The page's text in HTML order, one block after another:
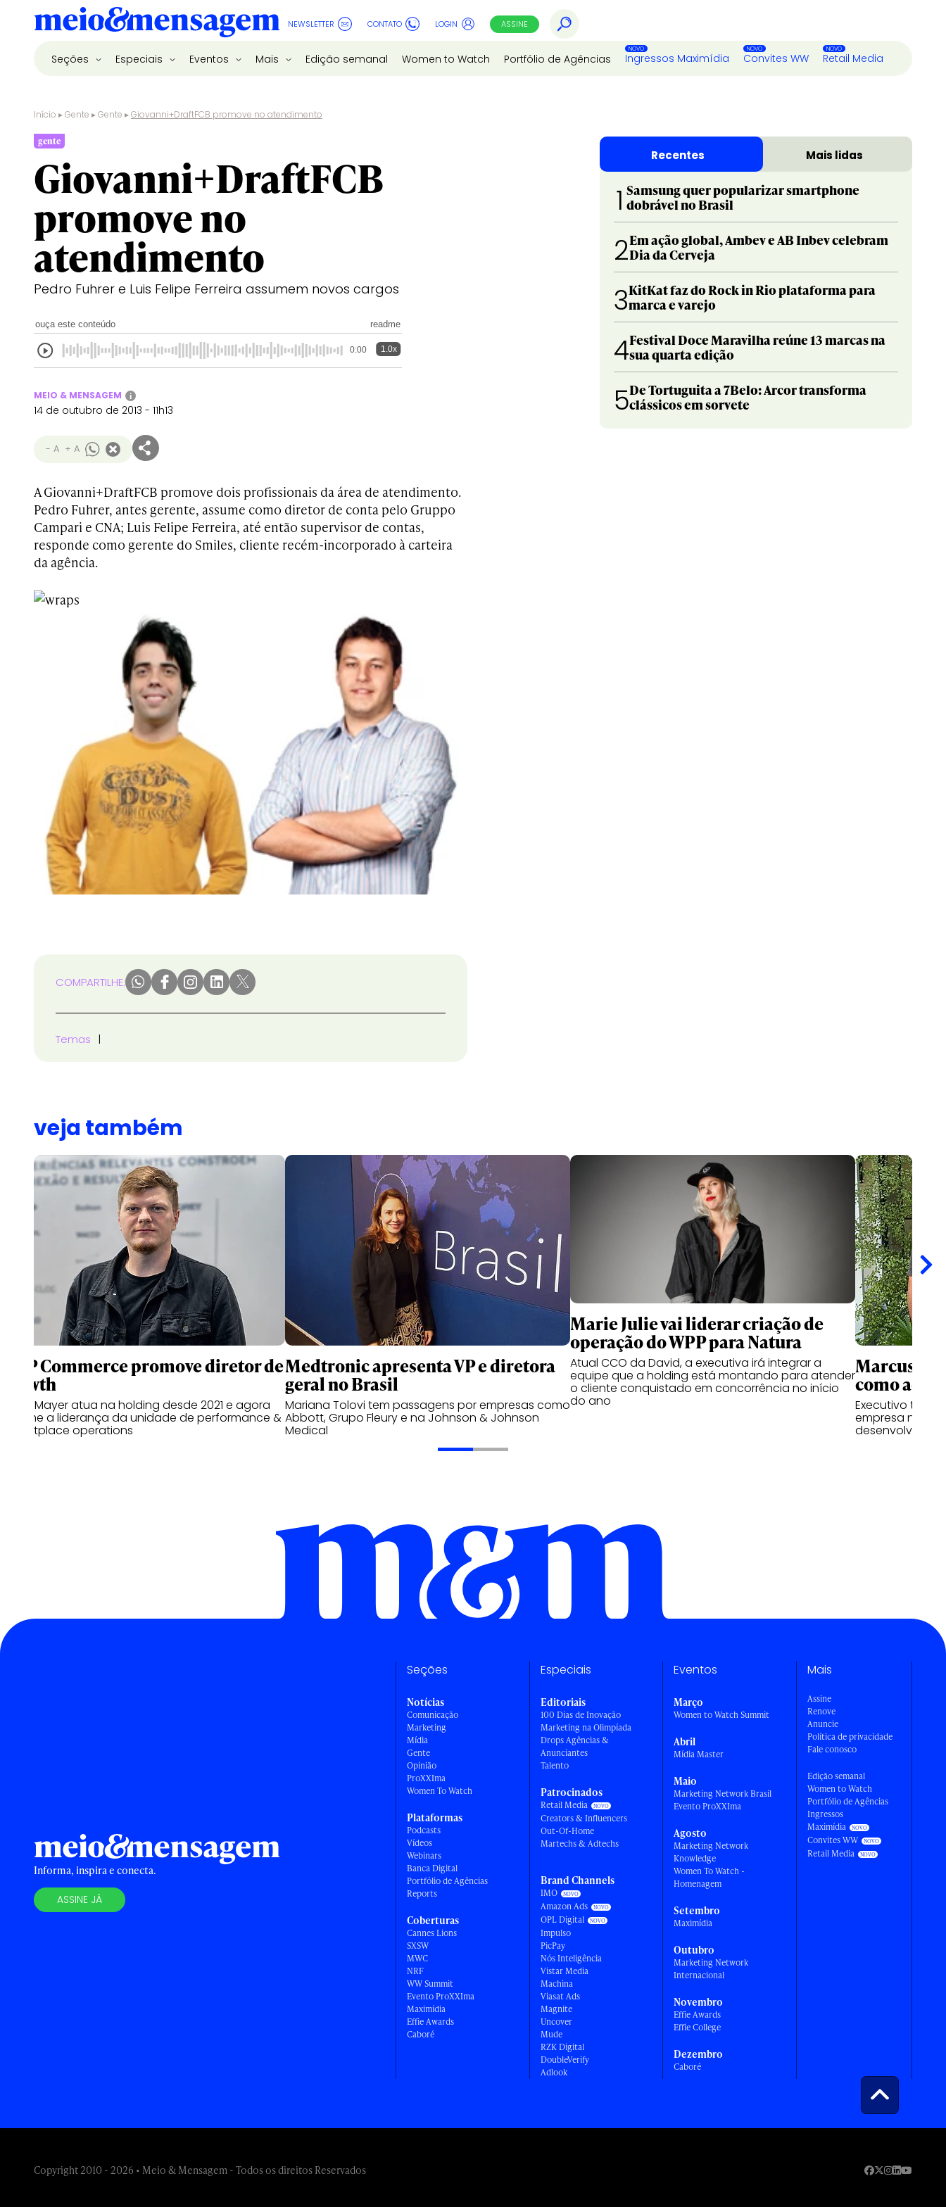
NEWSLETTER CONTATO LOGIN ASSINE
Seções Especiais Eventos Mais Edição semanal Women to Watch Portfólio de Agências Ingressos Maximídia Convites WW Retail Media
Início ▸Gente ▸Gente ▸Giovanni+DraftFCB promove no atendimento
gente
Giovanni+DraftFCB
promove no
atendimento
Pedro Fuhrer e Luis Felipe Ferreira assumem novos cargos
ouça este conteúdo readme
0:00 1.0x
MEIO & MENSAGEM i
14 de outubro de 2013 - 11h13
- A + A
A Giovanni+DraftFCB promove dois profissionais da área de atendimento.
Pedro Fuhrer, antes gerente, assume como diretor de conta pelo Gruppo
Campari e CNA; Luis Felipe Ferreira, até então supervisor de contas,
responde como gerente do Smiles, cliente recém-incorporado à carteira
da agência.
COMPARTILHE:
Temas
Recentes Mais lidas
1 Samsung quer popularizar smartphone
dobrável no Brasil
2Em ação global, Ambev e AB Inbev celebram
Dia da Cerveja
3KitKat faz do Rock in Rio plataforma para
marca e varejo
4Festival Doce Maravilha reúne 13 marcas na
sua quarta edição
5De Tortuguita a 7Belo: Arcor transforma
clássicos em sorvete
veja também
WPP Commerce promove diretor de
growth
Bruno Mayer atua na holding desde 2021 e agora
assume a liderança da unidade de performance &
marketplace operations
Medtronic apresenta VP e diretora
geral no Brasil
Mariana Tolovi tem passagens por empresas como
Abbott, Grupo Fleury e na Johnson & Johnson
Medical
Marie Julie vai liderar criação de
operação do WPP para Natura
Atual CCO da David, a executiva irá integrar a
equipe que a holding está montando para atender
o cliente conquistado em concorrência no início
do ano
Marcus
como
Executivo tem
empresa nas
Informa, inspira e conecta.
ASSINE JÁ
Seções
Notícias
Comunicação
Marketing
Mídia
Gente
Opinião
ProXXIma
Women To Watch
Plataformas
Podcasts
Vídeos
Webinars
Banca Digital
Portfólio de Agências
Reports
Coberturas
Cannes Lions
SXSW
MWC
NRF
WW Summit
Evento ProXXIma
Maximídia
Effie Awards
Caboré
Especiais
Editoriais
100 Dias de Inovação
Marketing na Olimpíada
Drops Agências &
Anunciantes
Talento
Patrocinados
Retail Media
Creators & Influencers
Out-Of-Home
Martechs & Adtechs
Brand Channels
IMO
Amazon Ads
OPL Digital
Impulso
PicPay
Nós Inteligência
Vistar Media
Machina
Viasat Ads
Magnite
Uncover
Mude
RZK Digital
DoubleVerify
Adlook
Eventos
Março
Women to Watch Summit
Abril
Mídia Master
Maio
Marketing Network Brasil
Evento ProXXIma
Agosto
Marketing Network
Knowledge
Women To Watch -
Homenagem
Setembro
Maximídia
Outubro
Marketing Network
Internacional
Novembro
Effie Awards
Effie College
Dezembro
Caboré
Mais
Assine
Renove
Anuncie
Política de privacidade
Fale conosco
Edição semanal
Women to Watch
Portfólio de Agências
Ingressos
Maximídia
Convites WW
Retail Media
Copyright 2010 - 2026 • Meio & Mensagem - Todos os direitos Reservados